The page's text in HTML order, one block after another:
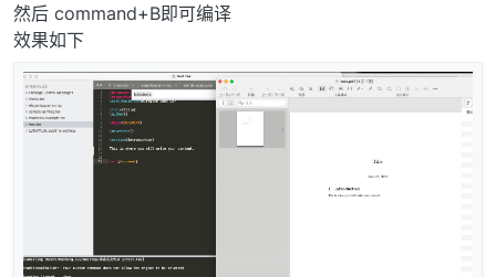
然后 command+B即可编译
效果如下